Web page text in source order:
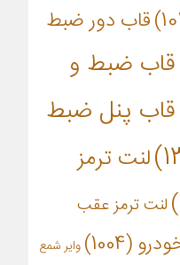
قاب دور ضبط
قاب ضبط و
قاب پنل ضبط
لنت ترمز
لنت ترمز عقب
(1004)
وایر شمع